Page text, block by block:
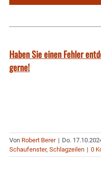
Haben Sie einen Fehler
gerne!
Von Robert Berer | Do.
Schaufenster, Schlagzeilen | 0